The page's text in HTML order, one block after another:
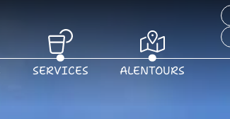
SERVICES ALENTOURS